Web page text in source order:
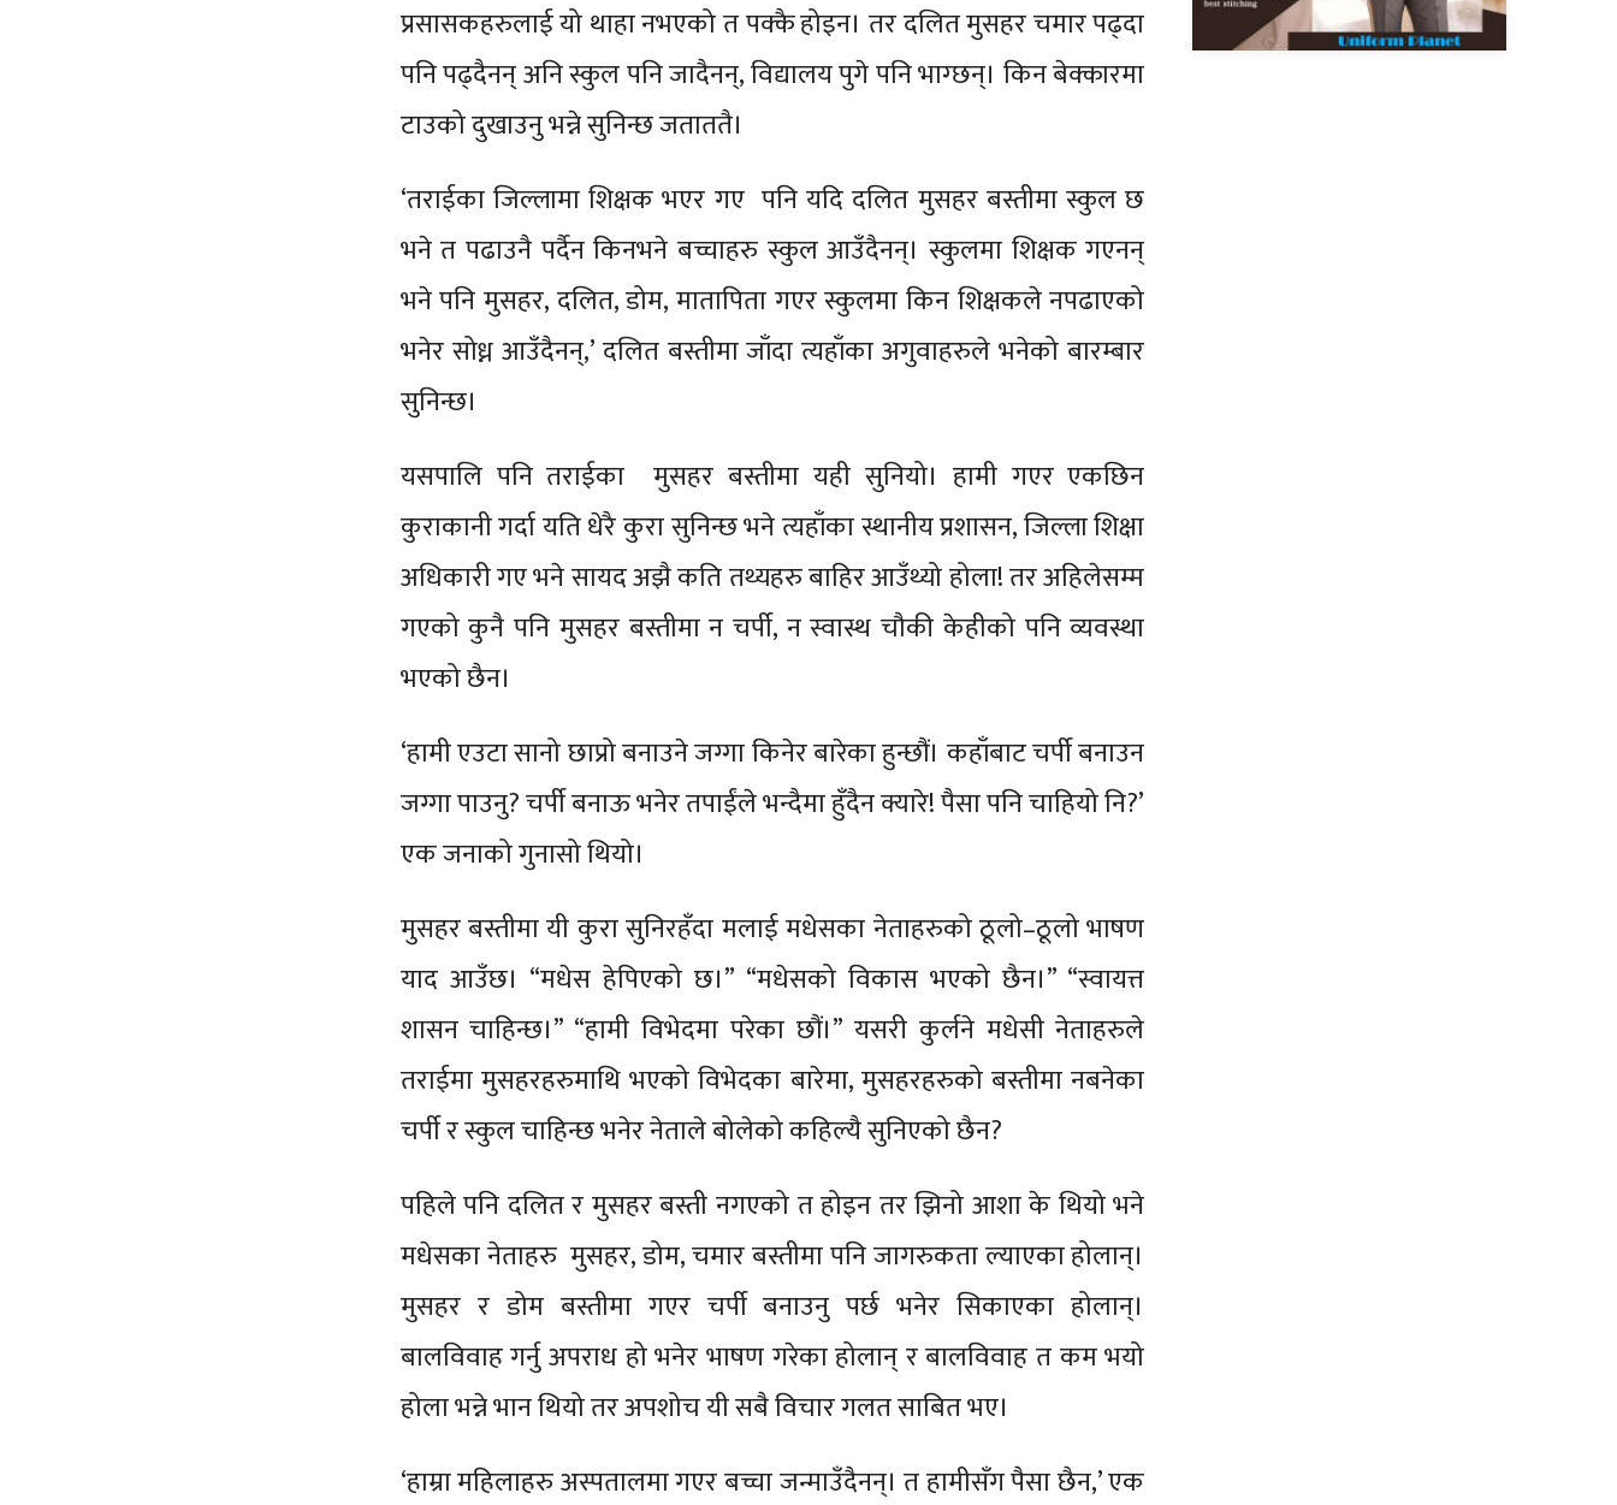
प्रसासकहरुलाई यो थाहा नभएको त पक्कै होइन। तर दलित मुसहर चमार पढ्दा
पनि पढ्दैनन् अनि स्कुल पनि जादैनन्, विद्यालय पुगे पनि भाग्छन्। किन बेक्कारमा
टाउको दुखाउनु भन्ने सुनिन्छ जताततै।
‘तराईका जिल्लामा शिक्षक भएर गए पनि यदि दलित मुसहर बस्तीमा स्कुल छ
भने त पढाउनै पर्दैन किनभने बच्चाहरु स्कुल आउँदैनन्। स्कुलमा शिक्षक गएनन्
भने पनि मुसहर, दलित, डोम, मातापिता गएर स्कुलमा किन शिक्षकले नपढाएको
भनेर सोध्न आउँदैनन्,’ दलित बस्तीमा जाँदा त्यहाँका अगुवाहरुले भनेको बारम्बार
सुनिन्छ।
यसपालि पनि तराईका मुसहर बस्तीमा यही सुनियो। हामी गएर एकछिन
कुराकानी गर्दा यति धेरै कुरा सुनिन्छ भने त्यहाँका स्थानीय प्रशासन, जिल्ला शिक्षा
अधिकारी गए भने सायद अझै कति तथ्यहरु बाहिर आउँथ्यो होला! तर अहिलेसम्म
गएको कुनै पनि मुसहर बस्तीमा न चर्पी, न स्वास्थ चौकी केहीको पनि व्यवस्था
भएको छैन।
‘हामी एउटा सानो छाप्रो बनाउने जग्गा किनेर बारेका हुन्छौं। कहाँबाट चर्पी बनाउन
जग्गा पाउनु? चर्पी बनाऊ भनेर तपाईंले भन्दैमा हुँदैन क्यारे! पैसा पनि चाहियो नि?’
एक जनाको गुनासो थियो।
मुसहर बस्तीमा यी कुरा सुनिरहँदा मलाई मधेसका नेताहरुको ठूलो–ठूलो भाषण
याद आउँछ। “मधेस हेपिएको छ।” “मधेसको विकास भएको छैन।” “स्वायत्त
शासन चाहिन्छ।” “हामी विभेदमा परेका छौं।” यसरी कुर्लने मधेसी नेताहरुले
तराईमा मुसहरहरुमाथि भएको विभेदका बारेमा, मुसहरहरुको बस्तीमा नबनेका
चर्पी र स्कुल चाहिन्छ भनेर नेताले बोलेको कहिल्यै सुनिएको छैन?
पहिले पनि दलित र मुसहर बस्ती नगएको त होइन तर झिनो आशा के थियो भने
मधेसका नेताहरु मुसहर, डोम, चमार बस्तीमा पनि जागरुकता ल्याएका होलान्।
मुसहर र डोम बस्तीमा गएर चर्पी बनाउनु पर्छ भनेर सिकाएका होलान्।
बालविवाह गर्नु अपराध हो भनेर भाषण गरेका होलान् र बालविवाह त कम भयो
होला भन्ने भान थियो तर अपशोच यी सबै विचार गलत साबित भए।
‘हाम्रा महिलाहरु अस्पतालमा गएर बच्चा जन्माउँदैनन्। त हामीसँग पैसा छैन,’ एक